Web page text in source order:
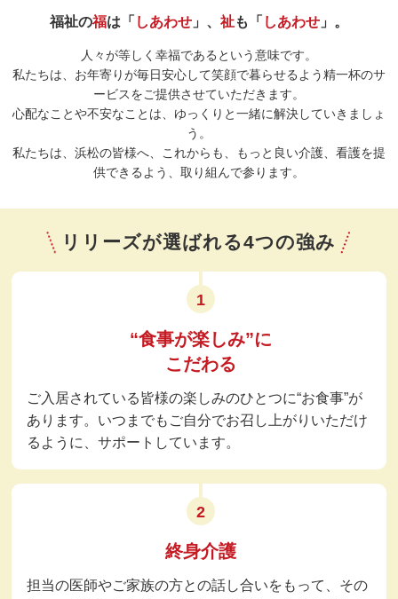
福祉の福は「 しあわせ 」、 祉も「 しあわせ 」。
人々が等しく幸福であるという意味です。
私たちは、お年寄りが毎日安心して笑顔で暮らせるよう精一杯のサ
ービスをご提供させていただきます。
心配なことや不安なことは、ゆっくりと一緒に解決していきましょ
う。
私たちは、浜松の皆様へ、これからも、もっと良い介護、看護を提
供できるよう、取り組んで参ります。
リリーズが選ばれる4つの強み
1
“食事が楽しみ”に
こだわる
ご入居されている皆様の楽しみのひとつに“お食事”が
あります。いつまでもご自分でお召し上がりいただけ
るように、サポートしています。
2
終身介護
担当の医師やご家族の方との話し合いをもって、その